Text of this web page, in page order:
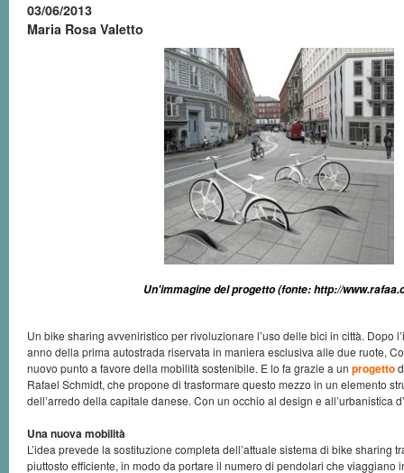
03/06/2013
Maria Rosa Valetto
Un'immagine del progetto (fonte: http://
Un bike sharing avveniristico per rivoluzionare l’uso delle bici in città. Dopo
anno della prima autostrada riservata in maniera esclusiva alle due ruote,
nuovo punto a favore della mobilità sostenibile. E lo fa grazie a un progetto
Rafael Schmidt, che propone di trasformare questo mezzo in un elemento
dell’arredo della capitale danese. Con un occhio al design e all’urbanistica
Una nuova mobilità
L’idea prevede la sostituzione completa dell’attuale sistema di bike sharing
piuttosto efficiente, in modo da portare il numero di pendolari che viaggiano